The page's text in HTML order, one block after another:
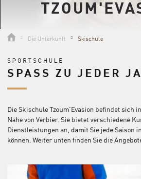
Die Unterkunft Skischule
SPORTSCHULE
SPASS ZU JEDER
Die Skischule Tzoum'Evasion befindet sich
Nähe von Verbier. Sie bietet verschiedene
Dienstleistungen an, damit Sie jede Saison
können. Weiter unten finden Sie die